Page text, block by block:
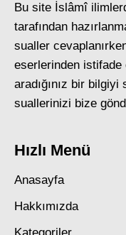
Bu site İslâmî
tarafından
sualler
eserlerinden
aradığınız bir
suallerinizi bize
Hızlı Menü
Anasayfa
Hakkımızda